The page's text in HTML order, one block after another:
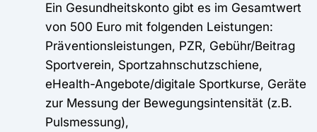
Ein Gesundheitskonto gibt es im Gesamtwert
von 500 Euro mit folgenden Leistungen:
Präventionsleistungen, PZR, Gebühr/Beitrag
Sportverein, Sportzahnschutzschiene,
eHealth-Angebote/digitale Sportkurse, Geräte
zur Messung der Bewegungsintensität (z.B.
Pulsmessung),